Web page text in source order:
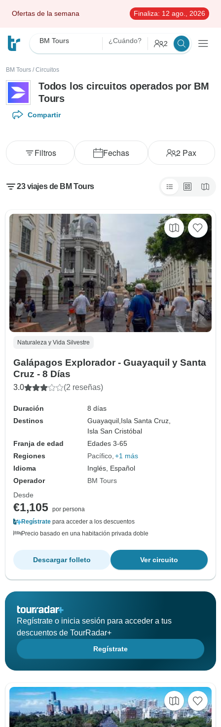
Ofertas de la semana Finaliza: 12 ago., 2026
BM Tours ¿Cuándo? 2
BM Tours / Circuitos
Todos los circuitos operados por BM
Tours
Compartir
Fechas 2 Pax
Filtros
23 viajes de BM Tours
Naturaleza y Vida Silvestre
Galápagos Explorador - Guayaquil y Santa
Cruz - 8 Días
3.0 (2 reseñas)
Duración
8 días
Destinos
Guayaquil, Isla Santa Cruz,
Isla San Cristóbal
Franja de edad
Edades 3-65
Regiones
Pacífico +1 más
Idioma
Inglés, Español
Operador
BM Tours
Desde
€1,105 por persona
Regístrate para acceder a los descuentos
Precio basado en una habitación privada doble
Ver circuito
Descargar folleto
Regístrate o inicia sesión para acceder a tus
descuentos de TourRadar+
Regístrate